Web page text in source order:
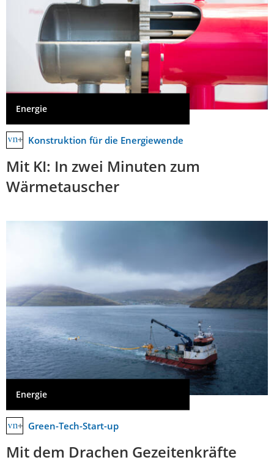
Energie
Konstruktion für die Energiewende
Mit KI: In zwei Minuten zum
Wärmetauscher
Energie
Green-Tech-Start-up
Mit dem Drachen Gezeitenkräfte